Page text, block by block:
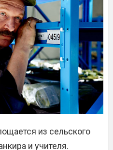
из сельского
и учителя.